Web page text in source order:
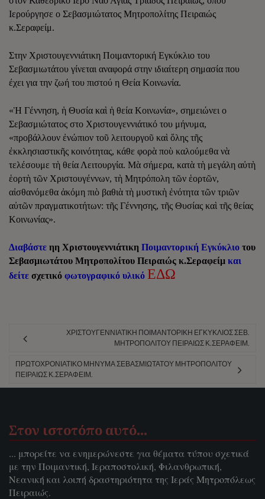
Ιερούργησε ο Σεβασμιώτατος Μητροπολίτης Πειραιώς
κ.Σεραφείμ.
Στην Χριστουγεννιάτικη Ποιμαντορική Εγκύκλιο του
Σεβασμιωτάτου γίνεται αναφορά στην ιδιαίτερη σημασία που
έχει για την ζωή του πιστού η Θεία Κοινωνία.
«Ἡ Γέννηση, ἡ Θυσία καὶ ἡ θεία Κοινωνία», σημειώνει ο
Σεβασμιώτατος στο Χριστουγεννιάτικό του μήνυμα,
«προβάλλουν ἐνώπιον τοῦ λειτουργοῦ καὶ ὅλης τῆς
ἐκκλησιαστικῆς κοινότητας, κάθε φορὰ ποὺ καλούμεθα νὰ
τελέσουμε τὴ θεία Λειτουργία. Μὰ σήμερα, κατὰ τὴ μεγάλη αὐτὴ
ἑορτὴ τῶν Χριστουγέννων, τὴ Μητρόπολη τῶν ἑορτῶν,
αἰσθανόμεθα ἀκόμη πιὸ βαθιὰ τὴ μυστικὴ ἐνότητα τῶν τριῶν
αὐτῶν πραγματικοτήτων: τῆς Γέννησης, τῆς Θυσίας καὶ τῆς θείας
Κοινωνίας».
Διαβάστε ηη Χριστουγεννιάτικη Ποιμαντορική Εγκύκλιο του
Σεβασμιωτάτου Μητροπολίτου Πειραιώς κ.Σεραφείμ και
δείτε σχετικό φωτογραφικό υλικό ΕΔΩ
ΧΡΙΣΤΟΥΓΕΝΝΙΆΤΙΚΗ ΠΟΙΜΑΝΤΟΡΙΚΉ ΕΓΚΎΚΛΙΟΣ ΣΕΒ.
ΜΗΤΡΟΠΟΛΊΤΟΥ ΠΕΙΡΑΙΏΣ Κ.ΣΕΡΑΦΕΊΜ.
ΠΡΩΤΟΧΡΟΝΙΆΤΙΚΟ ΜΉΝΥΜΑ ΣΕΒΑΣΜΙΩΤΆΤΟΥ ΜΗΤΡΟΠΟΛΊΤΟΥ
ΠΕΙΡΑΙΏΣ Κ.ΣΕΡΑΦΕΊΜ.
Στον ιστοτόπο αυτό…
... μπορείτε να ενημερώνεστε για θέματα τύπου σχετικά
με την Ποιμαντική, Ιεραποστολική, Φιλανθρωπική,
Νεανική και λοιπή δραστηριότητα της Ιεράς Μητροπόλεως
Πειραιώς.